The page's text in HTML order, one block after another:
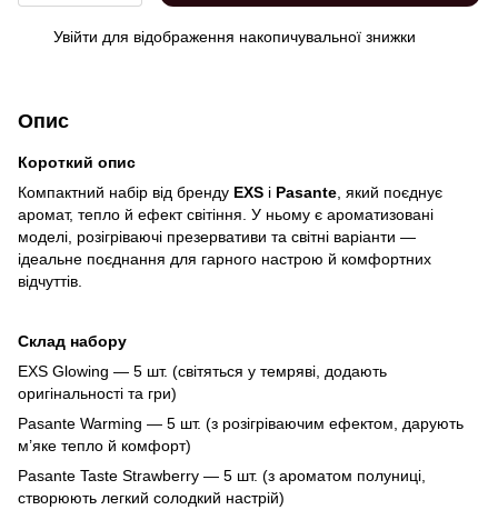
Увійти для відображення накопичувальної знижки
Опис
Короткий опис
Компактний набір від бренду EXS і Pasante , який поєднує
аромат, тепло й ефект світіння. У ньому є ароматизовані
моделі, розігріваючі презервативи та світні варіанти —
ідеальне поєднання для гарного настрою й комфортних
відчуттів.
Склад набору
EXS Glowing — 5 шт. (світяться у темряві, додають
оригінальності та гри)
Pasante Warming — 5 шт. (з розігріваючим ефектом, дарують
м’яке тепло й комфорт)
Pasante Taste Strawberry — 5 шт. (з ароматом полуниці,
створюють легкий солодкий настрій)